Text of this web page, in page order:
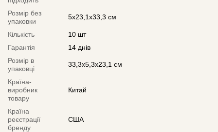
Розмір без
упаковки
5х23,1х33,3 см
Кількість
10 шт
Гарантія
14 днів
Розмір в
упаковці
33,3х5,3х23,1 см
Країна-
виробник
товару
Китай
Країна
реєстрації
бренду
США